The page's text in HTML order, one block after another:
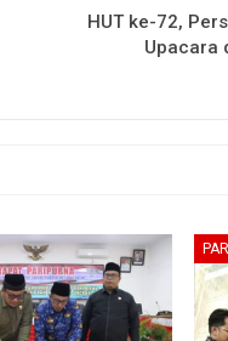
HUT ke-72,
Upacara